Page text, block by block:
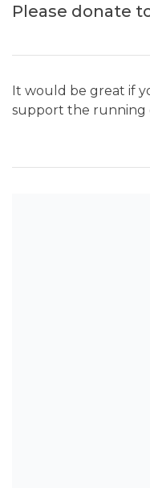
Please donate
It would be great if
support the running
TOP POSTS &
Can